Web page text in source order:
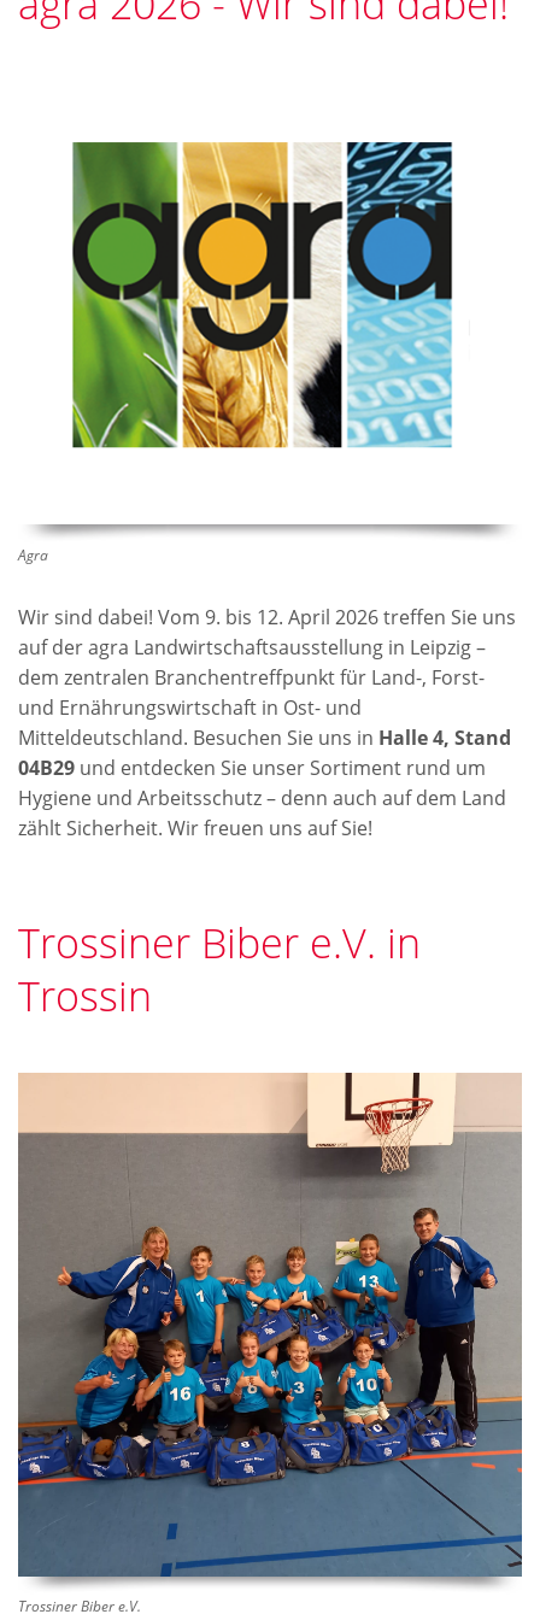
Agra
Wir sind dabei! Vom 9. bis 12. April 2026 treffen Sie uns
auf der agra Landwirtschaftsausstellung in Leipzig –
dem zentralen Branchentreffpunkt für Land-, Forst-
und Ernährungswirtschaft in Ost- und
Mitteldeutschland. Besuchen Sie uns in Halle 4, Stand
04B29 und entdecken Sie unser Sortiment rund um
Hygiene und Arbeitsschutz – denn auch auf dem Land
zählt Sicherheit. Wir freuen uns auf Sie!
Trossiner Biber e.V. in
Trossin
Trossiner Biber e.V.